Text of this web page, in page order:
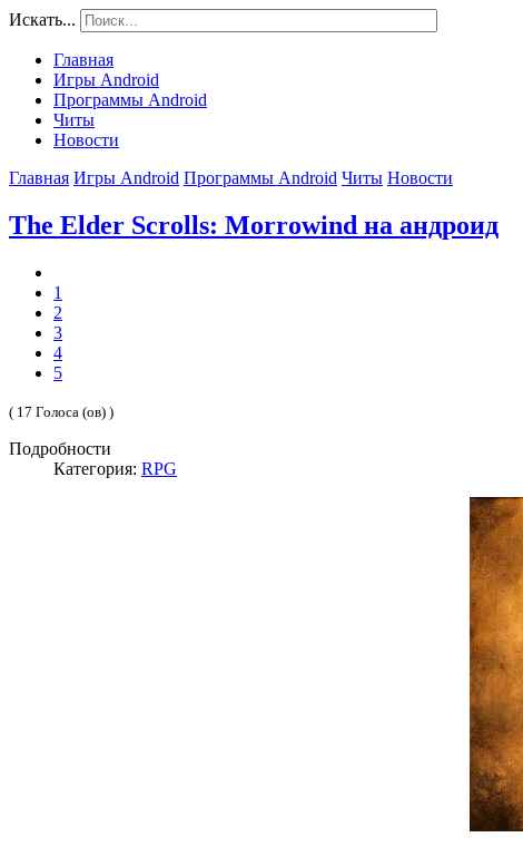
Искать...
Главная
Игры Android
Программы Android
Читы
Новости
Главная Игры Android Программы Android Читы Новости
The Elder Scrolls: Morrowind на андроид
1
2
3
4
5
( 17 Голоса (ов) )
Подробности
Категория: RPG